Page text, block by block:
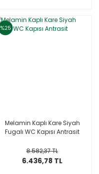
%25
Melamin Kaplı Kare Siyah
Fugalı WC Kapısı Antrasit
8.582,37 TL
6.436,78 TL